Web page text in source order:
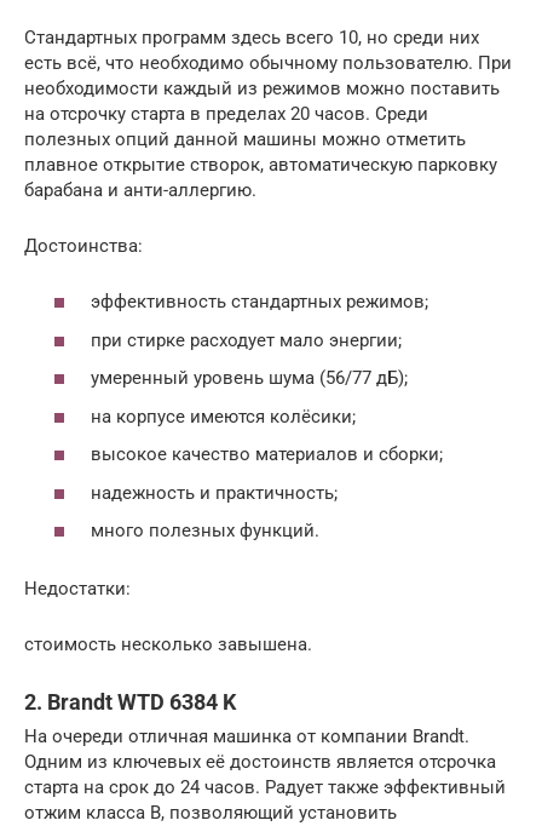
Стандартных программ здесь всего 10, но среди них
есть всё, что необходимо обычному пользователю. При
необходимости каждый из режимов можно поставить
на отсрочку старта в пределах 20 часов. Среди
полезных опций данной машины можно отметить
плавное открытие створок, автоматическую парковку
барабана и анти-аллергию.
Достоинства:
эффективность стандартных режимов;
при стирке расходует мало энергии;
умеренный уровень шума (56/77 дБ);
на корпусе имеются колёсики;
высокое качество материалов и сборки;
надежность и практичность;
много полезных функций.
Недостатки:
стоимость несколько завышена.
2. Brandt WTD 6384 K
На очереди отличная машинка от компании Brandt.
Одним из ключевых её достоинств является отсрочка
старта на срок до 24 часов. Радует также эффективный
отжим класса B, позволяющий установить